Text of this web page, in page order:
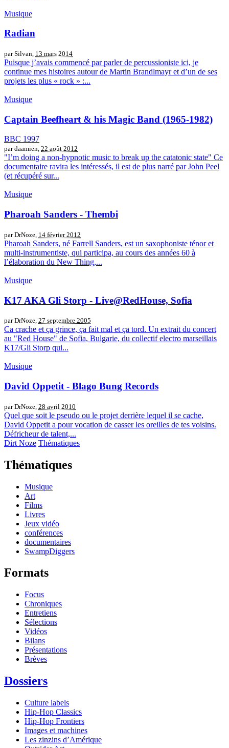
Musique
Radian
par Silvan, 13 mars 2014
Puisque j’avais commencé par parler de percussioniste ici, je
continue mes histoires autour de Martin Brandlmayr et d’un de ses
projets les plus « rock » :...
Musique
Captain Beefheart & his Magic Band (1965-1982)
BBC 1997
par daamien, 22 août 2012
"I’m doing a non-hypnotic music to break up the catatonic state" Ce
documentaire ravira les intéressés, il est de plus narré par John Peel
(et récupéré sur...
Musique
Pharoah Sanders - Thembi
par DrNoze, 14 février 2012
Pharoah Sanders, né Farrell Sanders, est un saxophoniste ténor et
multi-instrumentiste, qui participa, au cours des années 60 à
l’élaboration du New Thing,...
Musique
K17 AKA Gli Storp - Live@RedHouse, Sofia
par DrNoze, 27 septembre 2005
Ca crache et ça grince, ça fait mal et ça tord. Un extrait du concert
au "Red House" de Sofia, Bulgarie, du collectif electro marseillais
K17/Gli Storp qui...
Musique
David Oppetit - Blago Bung Records
par DrNoze, 28 avril 2010
Quel que soit le pseudo ou le projet derrière lequel il se cache,
David Oppetit a pour vocation de casser les oreilles de tes voisins.
Défricheur de talent,...
Dirt Noze Thématiques
Thématiques
Musique
Art
Films
Livres
Jeux vidéo
conférences
documentaires
SwampDiggers
Formats
Focus
Chroniques
Entretiens
Sélections
Vidéos
Bilans
Présentations
Brèves
Dossiers
Culture labels
Hip-Hop Classics
Hip-Hop Frontiers
Images et machines
Les zinzins d’Amérique